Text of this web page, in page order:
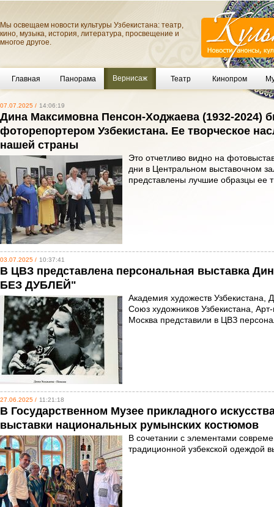
Мы освещаем новости культуры Узбекистана: театр,
кино, музыка, история, литература, просвещение и
многое другое.
Главная Панорама Вернисаж Театр Кинопром
07.07.2025 / 14:06:19
Дина Максимовна Пенсон-Ходжаева (1932-2024)
фоторепортером Узбекистана. Ее творческое
нашей страны
Это отчетливо видно на
дни в Центральном выставочном
представлены лучшие образцы ее
03.07.2025 / 10:37:41
В ЦВЗ представлена персональная выставка
БЕЗ ДУБЛЕЙ"
Академия художеств Узбекистана,
Союз художников Узбекистана,
Москва представили в ЦВЗ
27.06.2025 / 11:21:18
В Государственном Музее прикладного
выставки национальных румынских костюмов
В сочетании с элементами
традиционной узбекской одеждой